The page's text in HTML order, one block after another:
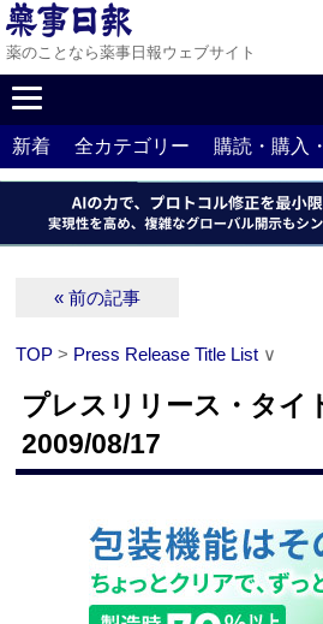
薬のことなら薬事日報ウェブサイト
新着 全カテゴリー 購読・購入
« 前の記事
TOP > Press Release Title List ∨
プレスリリース・タ
2009/08/17